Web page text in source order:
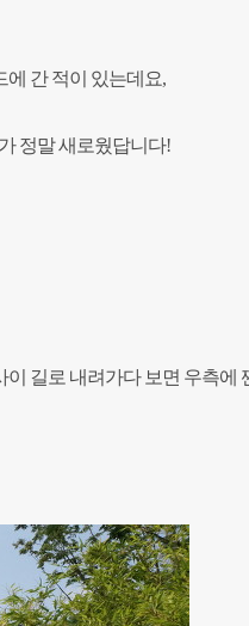
에 간 적이 있는데요,
정말 새로웠답니다!
길로 내려가다 보면 우측에